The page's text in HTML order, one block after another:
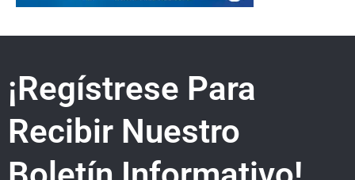
¡Regístrese Para
Recibir Nuestro